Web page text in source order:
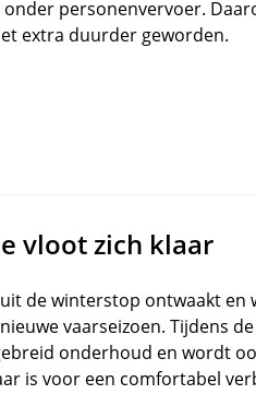
onder personenvervoer.
extra duurder geworden.
vloot zich klaar
de winterstop ontwaakt en
vaarseizoen. Tijdens
onderhoud en wordt
is voor een comfortabel